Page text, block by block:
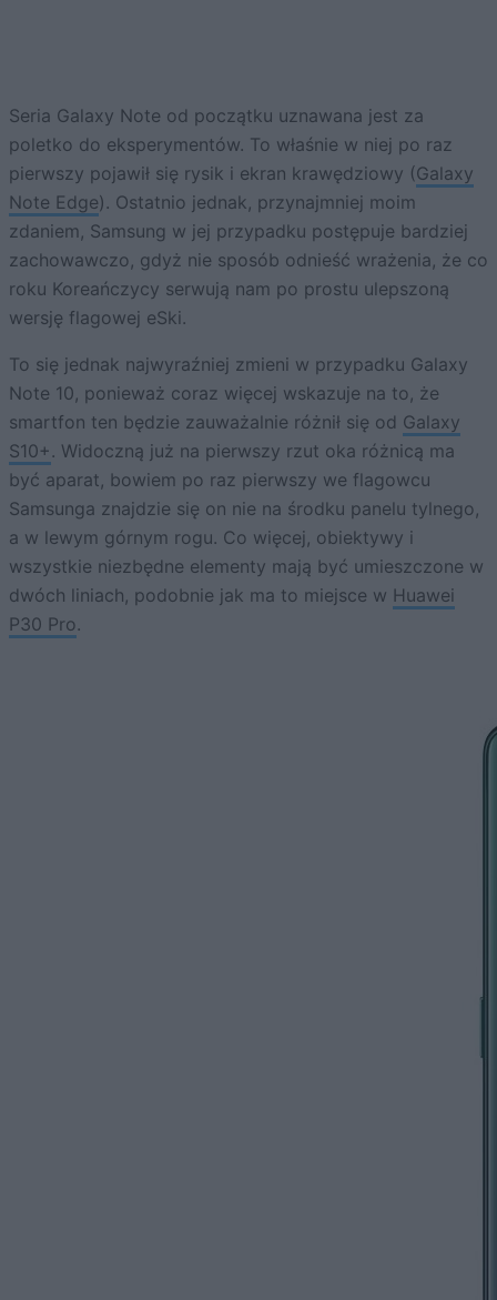
Seria Galaxy Note od początku uznawana jest za
poletko do eksperymentów. To właśnie w niej po raz
pierwszy pojawił się rysik i ekran krawędziowy (Galaxy
Note Edge). Ostatnio jednak, przynajmniej moim
zdaniem, Samsung w jej przypadku postępuje bardziej
zachowawczo, gdyż nie sposób odnieść wrażenia, że co
roku Koreańczycy serwują nam po prostu ulepszoną
wersję flagowej eSki.
To się jednak najwyraźniej zmieni w przypadku Galaxy
Note 10, ponieważ coraz więcej wskazuje na to, że
smartfon ten będzie zauważalnie różnił się od Galaxy
S10+. Widoczną już na pierwszy rzut oka różnicą ma
być aparat, bowiem po raz pierwszy we flagowcu
Samsunga znajdzie się on nie na środku panelu tylnego,
a w lewym górnym rogu. Co więcej, obiektywy i
wszystkie niezbędne elementy mają być umieszczone w
dwóch liniach, podobnie jak ma to miejsce w Huawei
P30 Pro.